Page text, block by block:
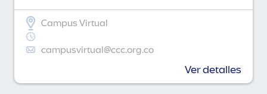
Campus Virtual
campusvirtual@ccc.org.co
Ver detalles